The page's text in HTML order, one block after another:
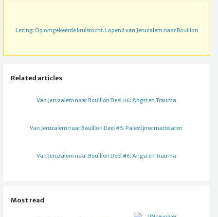
Lezing: Op omgekeerde kruistocht. Lopend van Jeruzalem naar Bouillon
Related articles
Van Jeruzalem naar Bouillon Deel #6: Angst en Trauma
Van Jeruzalem naar Bouillon Deel #5: Palestijnse martelaren
Van Jeruzalem naar Bouillon Deel #6: Angst en Trauma
Most read